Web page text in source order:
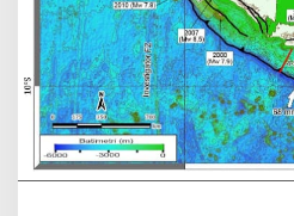
l
a
u
J
a
w
a
,
J